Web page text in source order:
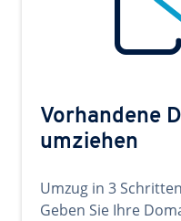
Vorhandene
umziehen
Umzug in 3
Geben Sie Ihre